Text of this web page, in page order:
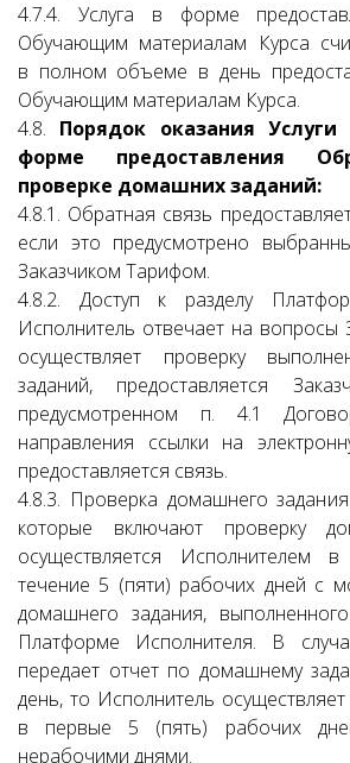
4.7.4. Услуга в форме
Обучающим материалам Курса
в полном объеме в день
Обучающим материалам Курса.
4.8. Порядок оказания
форме предоставления
проверке домашних заданий:
4.8.1. Обратная связь
если это предусмотрено
Заказчиком Тарифом.
4.8.2. Доступ к разделу
Исполнитель отвечает на вопросы
осуществляет проверку
заданий, предоставляется
предусмотренном п. 4.1
направления ссылки на
предоставляется связь.
4.8.3. Проверка домашнего
которые включают проверку
осуществляется
течение 5 (пяти) рабочих дней с
домашнего задания,
Платформе Исполнителя. В
передает отчет по домашнему
день, то Исполнитель
в первые 5 (пять) рабочих
нерабочими днями.